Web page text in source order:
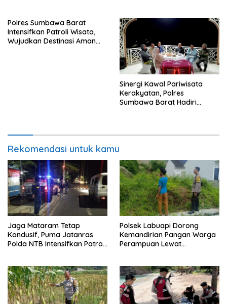
Polres Sumbawa Barat
Intensifkan Patroli Wisata,
Wujudkan Destinasi Aman
Sinergi Kawal Pariwisata
Kerakyatan, Polres
Sumbawa Barat Hadiri
Suntuk”
Rekomendasi untuk kamu
Jaga Mataram Tetap
Kondusif, Puma Jatanras
Polda NTB Intensifkan Patroli
Polsek Labuapi Dorong
Kemandirian Pangan Warga
Perampuan Lewat